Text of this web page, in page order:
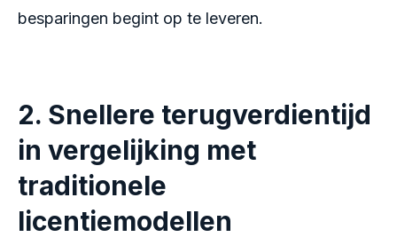
besparingen begint op te leveren.
2. Snellere terugverdientijd
in vergelijking met
traditionele
licentiemodellen